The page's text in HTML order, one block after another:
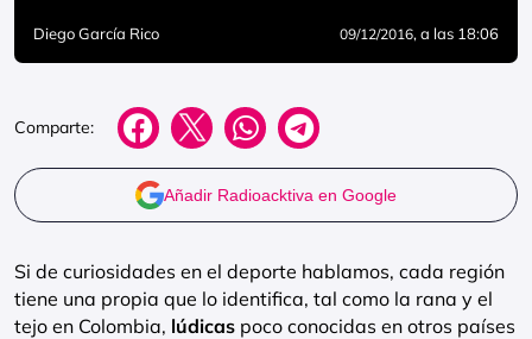
Diego García Rico 09/12/2016, a las 18:06
Comparte:
Añadir Radioacktiva en Google
Si de curiosidades en el deporte hablamos, cada región
tiene una propia que lo identifica, tal como la rana y el
tejo en Colombia, lúdicas poco conocidas en otros países